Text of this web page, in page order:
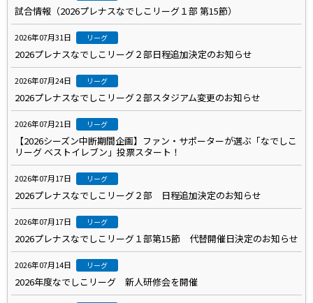
試合情報（2026プレナスなでしこリーグ１部 第15節）
2026年07月31日 リーグ
2026プレナスなでしこリーグ２部日程追加決定のお知らせ
2026年07月24日 リーグ
2026プレナスなでしこリーグ２部スタジアム変更のお知らせ
2026年07月21日 リーグ
【2026シーズン中断期間企画】ファン・サポーターが選ぶ「なでしこ
リーグ ベストイレブン」投票スタート！
2026年07月17日 リーグ
2026プレナスなでしこリーグ２部 日程追加決定のお知らせ
2026年07月17日 リーグ
2026プレナスなでしこリーグ１部第15節 代替開催日決定のお知らせ
2026年07月14日 リーグ
2026年度なでしこリーグ 新人研修会を開催